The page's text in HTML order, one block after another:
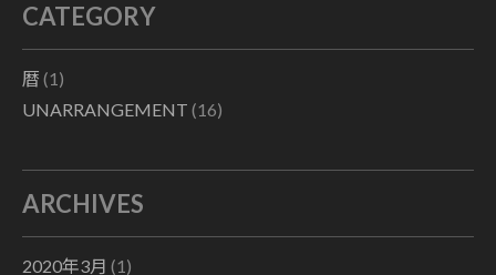
CATEGORY
暦 (1)
UNARRANGEMENT (16)
ARCHIVES
2020年3月 (1)